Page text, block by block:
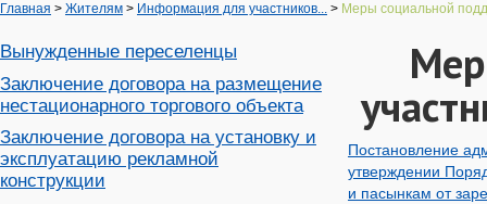
Главная > Жителям > Информация для участников... > Меры социальной
Вынужденные переселенцы
Заключение договора на размещение
нестационарного торгового объекта
Заключение договора на установку и
эксплуатацию рекламной
конструкции
Постановление
утверждении
и пасынкам от